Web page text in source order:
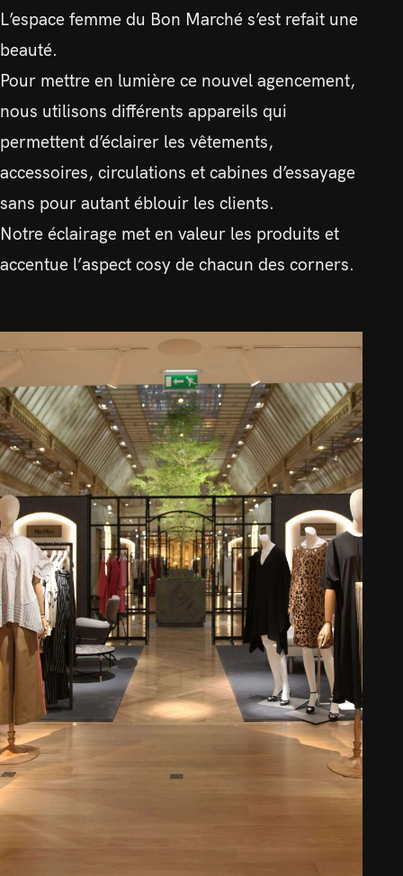
L’espace femme du Bon Marché s’est refait une
beauté.
Pour mettre en lumière ce nouvel agencement,
nous utilisons différents appareils qui
permettent d’éclairer les vêtements,
accessoires, circulations et cabines d’essayage
sans pour autant éblouir les clients.
Notre éclairage met en valeur les produits et
accentue l’aspect cosy de chacun des corners.